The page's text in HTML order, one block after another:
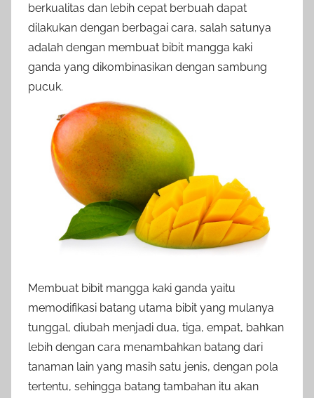
berkualitas dan lebih cepat berbuah dapat
dilakukan dengan berbagai cara, salah satunya
adalah dengan membuat bibit mangga kaki
ganda yang dikombinasikan dengan sambung
pucuk.
Membuat bibit mangga kaki ganda yaitu
memodifikasi batang utama bibit yang mulanya
tunggal, diubah menjadi dua, tiga, empat, bahkan
lebih dengan cara menambahkan batang dari
tanaman lain yang masih satu jenis, dengan pola
tertentu, sehingga batang tambahan itu akan